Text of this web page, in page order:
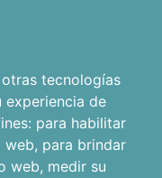
tecnologías
experiencia de
para habilitar
web, para brindar
web, medir su